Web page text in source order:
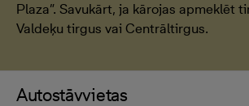
Plaza”. Savukārt, ja kārojas apmeklēt
Valdeķu tirgus vai Centrāltirgus.
Autostāvvietas